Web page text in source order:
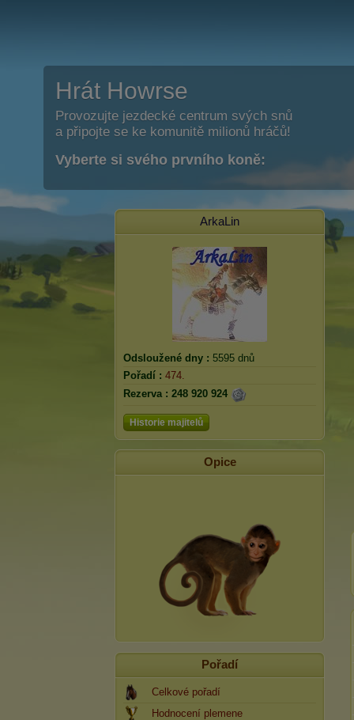
Hrát Howrse
Provozujte jezdecké centrum svých snů
a připojte se ke komunitě milionů hráčů!
Vyberte si svého prvního koně:
ArkaLin
Odsloužené dny : 5595 dnů
Pořadí : 474.
Rezerva : 248 920 924
Historie majitelů
Opice
Pořadí
Celkové pořadí
Hodnocení plemene